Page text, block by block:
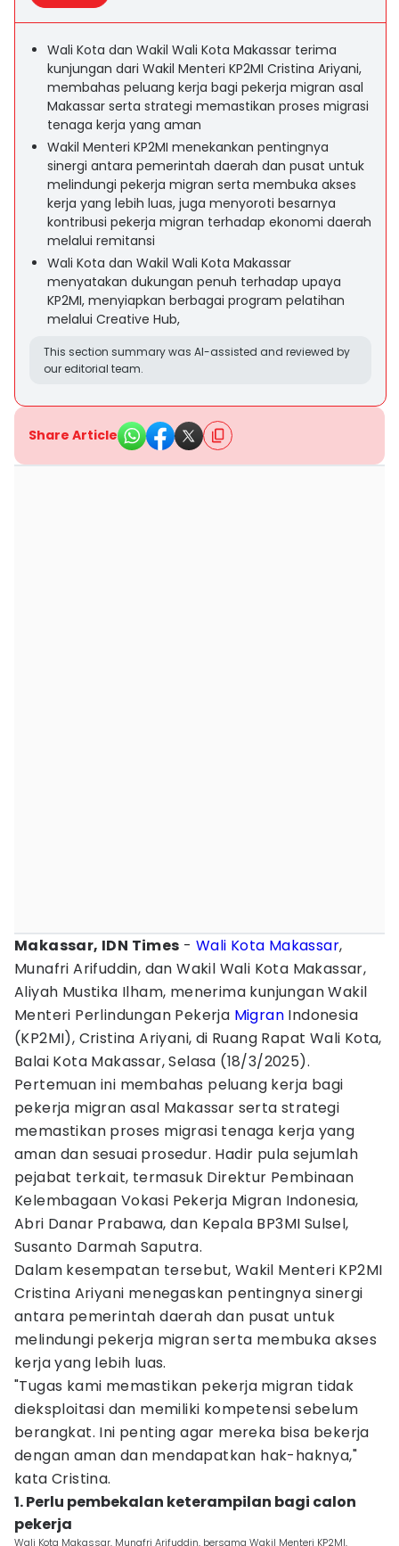
Wali Kota dan Wakil Wali Kota Makassar terima
kunjungan dari Wakil Menteri KP2MI Cristina Ariyani,
membahas peluang kerja bagi pekerja migran asal
Makassar serta strategi memastikan proses migrasi
tenaga kerja yang aman
Wakil Menteri KP2MI menekankan pentingnya
sinergi antara pemerintah daerah dan pusat untuk
melindungi pekerja migran serta membuka akses
kerja yang lebih luas, juga menyoroti besarnya
kontribusi pekerja migran terhadap ekonomi daerah
melalui remitansi
Wali Kota dan Wakil Wali Kota Makassar
menyatakan dukungan penuh terhadap upaya
KP2MI, menyiapkan berbagai program pelatihan
melalui Creative Hub,
This section summary was AI-assisted and reviewed by
our editorial team.
Share Article
Makassar, IDN Times - Wali Kota Makassar,
Munafri Arifuddin, dan Wakil Wali Kota Makassar,
Aliyah Mustika Ilham, menerima kunjungan Wakil
Menteri Perlindungan Pekerja Migran Indonesia
(KP2MI), Cristina Ariyani, di Ruang Rapat Wali Kota,
Balai Kota Makassar, Selasa (18/3/2025).
Pertemuan ini membahas peluang kerja bagi
pekerja migran asal Makassar serta strategi
memastikan proses migrasi tenaga kerja yang
aman dan sesuai prosedur. Hadir pula sejumlah
pejabat terkait, termasuk Direktur Pembinaan
Kelembagaan Vokasi Pekerja Migran Indonesia,
Abri Danar Prabawa, dan Kepala BP3MI Sulsel,
Susanto Darmah Saputra.
Dalam kesempatan tersebut, Wakil Menteri KP2MI
Cristina Ariyani menegaskan pentingnya sinergi
antara pemerintah daerah dan pusat untuk
melindungi pekerja migran serta membuka akses
kerja yang lebih luas.
"Tugas kami memastikan pekerja migran tidak
dieksploitasi dan memiliki kompetensi sebelum
berangkat. Ini penting agar mereka bisa bekerja
dengan aman dan mendapatkan hak-haknya,"
kata Cristina.
1. Perlu pembekalan keterampilan bagi calon
pekerja
Wali Kota Makassar, Munafri Arifuddin, bersama Wakil Menteri KP2MI,